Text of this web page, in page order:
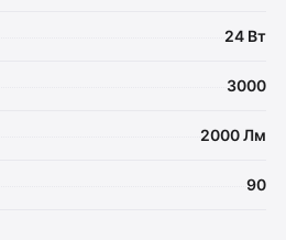
24 Вт
3000
2000 Лм
90